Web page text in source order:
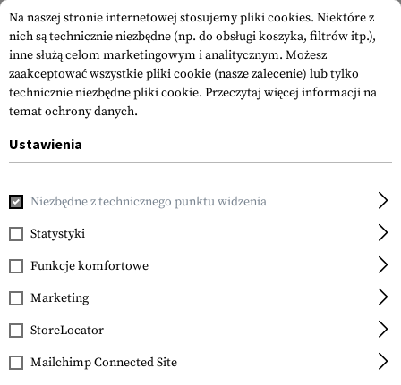
Na naszej stronie internetowej stosujemy pliki cookies. Niektóre z
nich są technicznie niezbędne (np. do obsługi koszyka, filtrów itp.),
inne służą celom marketingowym i analitycznym. Możesz
zaakceptować wszystkie pliki cookie (nasze zalecenie) lub tylko
technicznie niezbędne pliki cookie. Przeczytaj więcej informacji na
temat ochrony danych.
Ustawienia
Niezbędne z technicznego punktu widzenia
Statystyki
Funkcje komfortowe
Marketing
StoreLocator
Mailchimp Connected Site